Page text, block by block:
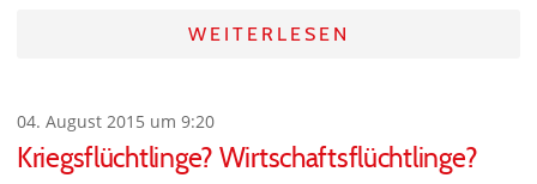
WEITERLESEN
04. August 2015 um 9:20
Kriegsflüchtlinge? Wirtschaftsflüchtlinge?